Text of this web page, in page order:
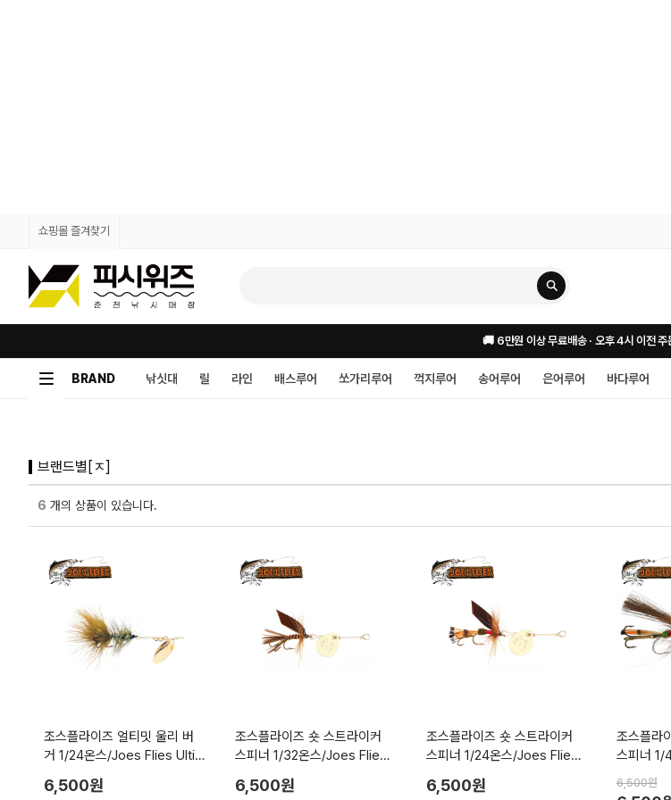
쇼핑몰 즐겨찾기
🚚 6만원 이상 무료배송 · 오후 4시 이전 주
BRAND 낚싯대 릴 라인 배스루어 쏘가리루어 꺽지루어 송어루어 은어루어 바다루어
브랜드별[ㅈ]
6 개의 상품이 있습니다.
조스플라이즈 얼티밋 울리 버
거 1/24온스/Joes Flies Ulti
6,500원
조스플라이즈 숏 스트라이커
스피너 1/32온스/Joes Flies
6,500원
조스플라이즈 숏 스트라이커
스피너 1/24온스/Joes Flies
6,500원
조스플라
스피너
uper
6,500원